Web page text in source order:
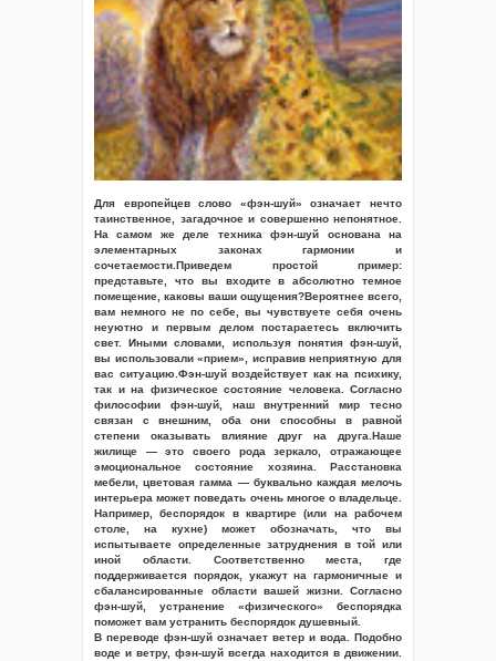
Для европейцев слово «фэн-шуй» означает нечто
таинственное, загадочное и совершенно непонятное.
На самом же деле техника фэн-шуй основана на
элементарных законах гармонии и
сочетаемости.Приведем простой пример:
представьте, что вы входите в абсолютно темное
помещение, каковы ваши ощущения?Вероятнее всего,
вам немного не по себе, вы чувствуете себя очень
неуютно и первым делом постараетесь включить
свет. Иными словами, используя понятия фэн-шуй,
вы использовали «прием», исправив неприятную для
вас ситуацию.Фэн-шуй воздействует как на психику,
так и на физическое состояние человека. Согласно
философии фэн-шуй, наш внутренний мир тесно
связан с внешним, оба они способны в равной
степени оказывать влияние друг на друга.Наше
жилище — это своего рода зеркало, отражающее
эмоциональное состояние хозяина. Расстановка
мебели, цветовая гамма — буквально каждая мелочь
интерьера может поведать очень многое о владельце.
Например, беспорядок в квартире (или на рабочем
столе, на кухне) может обозначать, что вы
испытываете определенные затруднения в той или
иной области. Соответственно места, где
поддерживается порядок, укажут на гармоничные и
сбалансированные области вашей жизни. Согласно
фэн-шуй, устранение «физического» беспорядка
поможет вам устранить беспорядок душевный.
В переводе фэн-шуй означает ветер и вода. Подобно
воде и ветру, фэн-шуй всегда находится в движении.